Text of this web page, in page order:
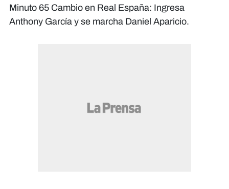
Minuto 65 Cambio en Real España: Ingresa
Anthony García y se marcha Daniel Aparicio.